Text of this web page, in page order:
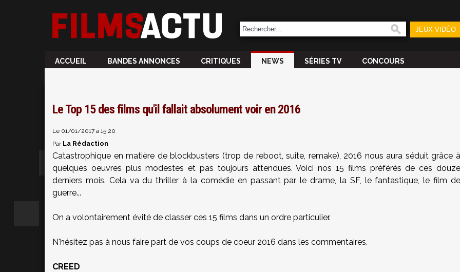
JEUX VIDÉO
ACCUEIL BANDES ANNONCES CRITIQUES NEWS SÉRIES TV CONCOURS
Le Top 15 des films qu'il fallait absolument voir en 2016
Le 01/01/2017 à 15:20
Par La Rédaction
Catastrophique en matière de blockbusters (trop de reboot, suite, remake), 2016 nous aura séduit grâce à
quelques oeuvres plus modestes et pas toujours attendues. Voici nos 15 films préférés de ces douze
derniers mois. Cela va du thriller à la comédie en passant par le drame, la SF, le fantastique, le film de
guerre...
On a volontairement évité de classer ces 15 films dans un ordre particulier.
N'hésitez pas à nous faire part de vos coups de coeur 2016 dans les commentaires.
CREED